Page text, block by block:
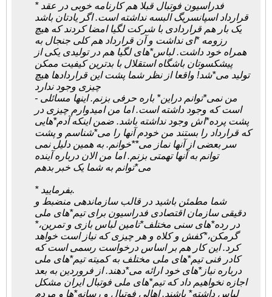
* فدراسیون فوتبال قبلا هم کارنامه خوبی در عقد
قرارداد اسپانسریگ البسه نداشته است. اگر یادتان باشد
یک بار هم قراردادی با شرکت لگیا امضا کردند که هیچ
رزومه *ای نداشت و آن قرارداد هم کلی جنجال به
همراه خود داشت. لباس*های لگیا هم در تولیدی یکی از
پیشکسوتان باشگاه استقلال با بدترین کیفیت ممکن
تولید می*شد! واقعا از نظر شما پشت این قراردادها هیچ
چیزی وجود ندارد
- من نمی*توانم دراین* باره حرفی بزنم. اینها مسائلی
است که وجود داشته است. اما من امیدوارم چیزی در
پشت پرده*اش وجود نداشته باشد. ضمن اینکه آدم*هایی
که قرارداد را بستند من خودم آنها را می*شناسم و پشت
سر بعضی از آنها نماز می**خوانم. به همین دلیل نمی
توانم به آنها تهمتی بزنم. اما من الان درباره آینده
می*توانم به شما یک خبر بدهم
* بفرمایید.
شما مطمئن باشید در قالب سازماندهی منضبط و
دقیقی سازمان اقتصادی فدراسیون برای تیم*های ملی
در رده*های سنی مختلف*تامین لباس بازی و تمرین،*
گرمکن،*کفش و کلاه و هر چیزی که نیاز است خواهد
کرد. این کار هم بر اساس درخواست رسمی است که
کادر فنی تیم*های ملی مختلف به کمیته تیم*های ملی
درباره نیاز*های خود ارائه می*دهند. از فروردین به بعد
اجازه نخواهیم داد که تیم*های ملی فوتبال ایران مشکل
لباس داشته* باشند. اهالی فوتبال و رسانه*ها و مردم